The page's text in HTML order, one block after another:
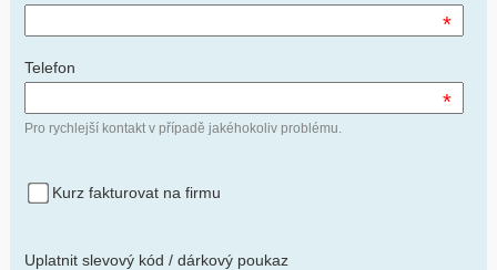
*
Telefon
*
Pro rychlejší kontakt v případě jakéhokoliv problému.
Kurz fakturovat na firmu
Uplatnit slevový kód / dárkový poukaz